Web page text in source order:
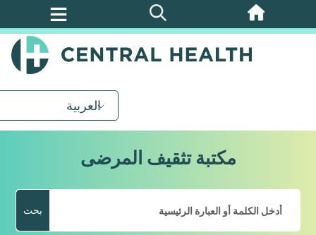
تخطي
العربية
مكتبة تثقيف المرضى
بحث